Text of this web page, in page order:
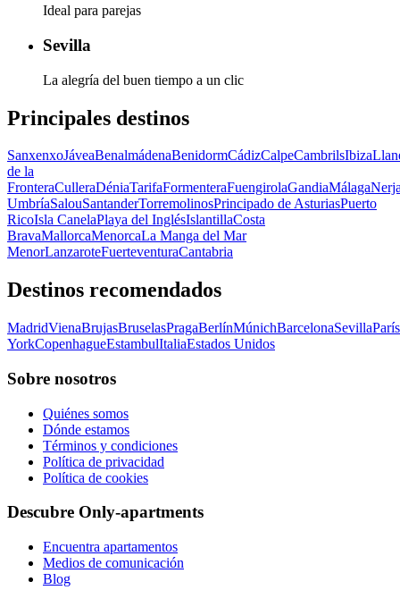
Ideal para parejas
Sevilla
La alegría del buen tiempo a un clic
Principales destinos
SanxenxoJáveaBenalmádenaBenidormCádizCalpeCambrilsIbiza
de la
FronteraCulleraDéniaTarifaFormenteraFuengirolaGandiaMálaga
UmbríaSalouSantanderTorremolinosPrincipado de AsturiasPuerto
RicoIsla CanelaPlaya del InglésIslantillaCosta
BravaMallorcaMenorcaLa Manga del Mar
MenorLanzaroteFuerteventuraCantabria
Destinos recomendados
MadridVienaBrujasBruselasPragaBerlínMúnichBarcelonaSevillaParís
YorkCopenhagueEstambulItaliaEstados Unidos
Sobre nosotros
Quiénes somos
Dónde estamos
Términos y condiciones
Política de privacidad
Política de cookies
Descubre Only-apartments
Encuentra apartamentos
Medios de comunicación
Blog